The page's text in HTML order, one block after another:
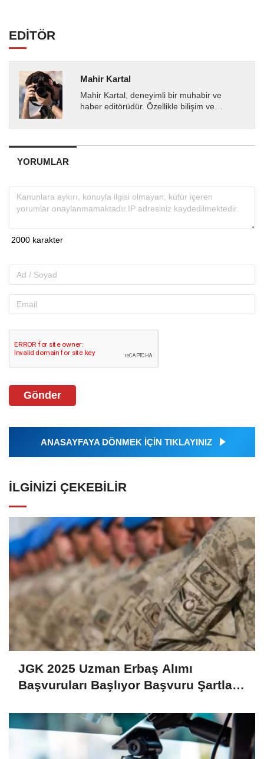
EDİTÖR
Mahir Kartal
Mahir Kartal, deneyimli bir muhabir ve
haber editörüdür. Özellikle bilişim ve
gelişmeleri okuyuculara...
YORUMLAR
Gönder
ANASAYFAYA DÖNMEK İÇİN TIKLAYINIZ
İLGINIZI ÇEKEBILIR
JGK 2025 Uzman Erbaş Alımı
Başvuruları Başlıyor Başvuru Şartları